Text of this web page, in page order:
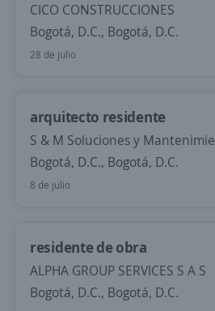
CICO CONSTRUCCIONES
Bogotá, D.C., Bogotá, D.C.
28 de julio
arquitecto residente
S & M Soluciones y
Bogotá, D.C., Bogotá, D.C.
8 de julio
residente de obra
ALPHA GROUP SERVICES S A S
Bogotá, D.C., Bogotá, D.C.